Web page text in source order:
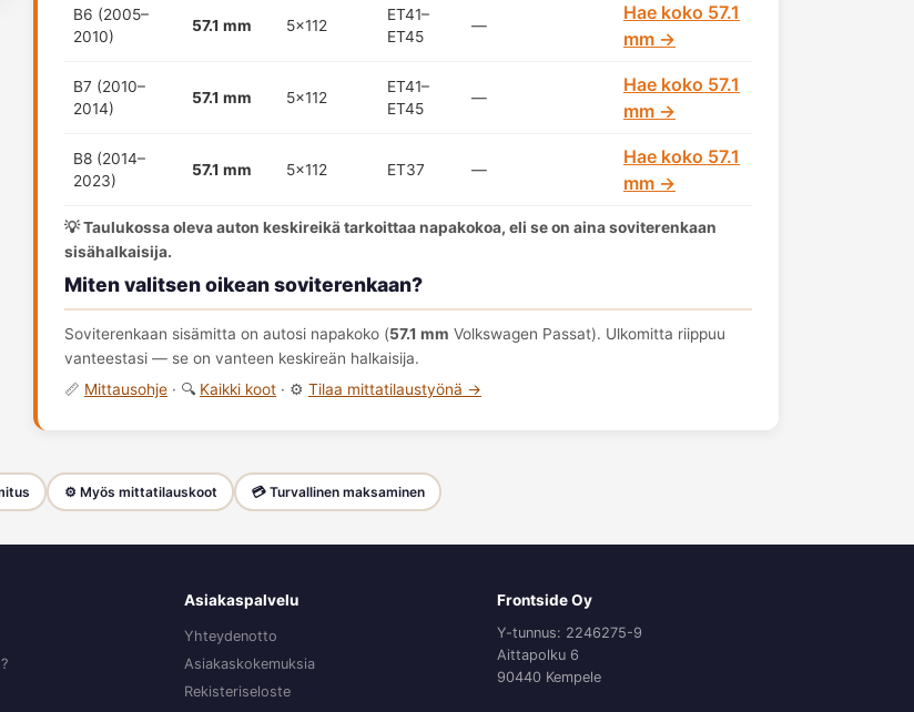
B6 (2005–
2010)
57.1 mm 5x112
ET41–
ET45
—
Hae koko 57.1
mm →
B7 (2010–
2014)
57.1 mm 5x112
ET41–
ET45
—
Hae koko 57.1
mm →
B8 (2014–
2023)
57.1 mm 5x112 ET37 —
Hae koko 57.1
mm →
💡 Taulukossa oleva auton keskireikä tarkoittaa napakokoa, eli se on aina soviterenkaan
sisähalkaisija.
Miten valitsen oikean soviterenkaan?
Soviterenkaan sisämitta on autosi napakoko (57.1 mm Volkswagen Passat). Ulkomitta riippuu
vanteestasi — se on vanteen keskireän halkaisija.
📏 Mittausohje · 🔍 Kaikki koot · ⚙️ Tilaa mittatilaustyönä →
⚙️ Myös mittatilauskoot 💳 Turvallinen maksaminen
Asiakaspalvelu
Yhteydenotto
Asiakaskokemuksia
Rekisteriseloste
Frontside Oy
Y-tunnus: 2246275-9
Aittapolku 6
90440 Kempele